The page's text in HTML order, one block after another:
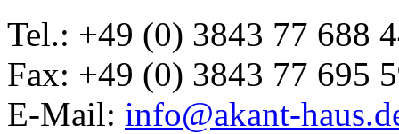
Tel.: +49 (0) 3843 77 688
Fax: +49 (0) 3843 77 695
E-Mail: info@akant-